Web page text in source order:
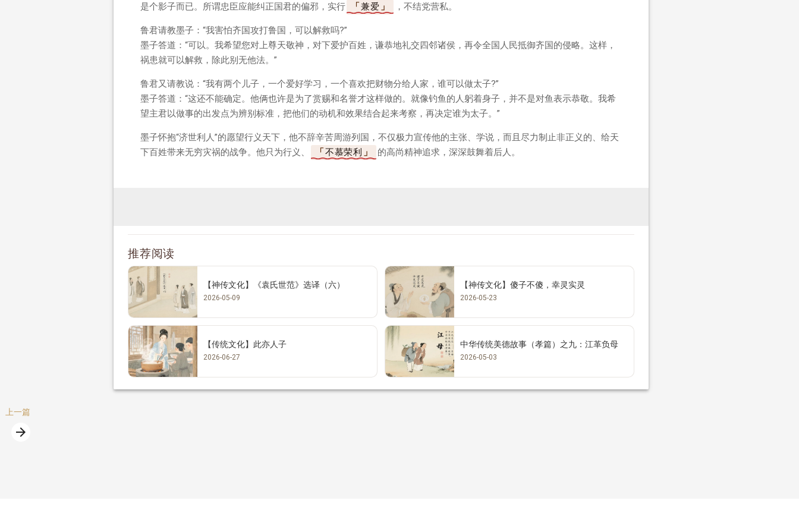
是个影子而已。所谓忠臣应能纠正国君的偏邪，实行
兼爱 ，不结党营私。
鲁君请教墨子：“我害怕齐国攻打鲁国，可以解救吗?”
墨子答道：“可以。我希望您对上尊天敬神，对下爱护百姓，谦恭地礼交四邻诸侯，再令全国人民抵御齐国的侵略。这样，
祸患就可以解救，除此别无他法。”
鲁君又请教说：“我有两个儿子，一个爱好学习，一个喜欢把财物分给人家，谁可以做太子?”
墨子答道：“这还不能确定。他俩也许是为了赏赐和名誉才这样做的。就像钓鱼的人躬着身子，并不是对鱼表示恭敬。我希
望主君以做事的出发点为辨别标准，把他们的动机和效果结合起来考察，再决定谁为太子。”
墨子怀抱“济世利人”的愿望行义天下，他不辞辛苦周游列国，不仅极力宣传他的主张、学说，而且尽力制止非正义的、给天
下百姓带来无穷灾祸的战争。他只为行义、
不慕荣利 的高尚精神追求，深深鼓舞着后人。
推荐阅读
【神传文化】《袁氏世范》选译（六）
2026-05-09
【神传文化】傻子不傻，幸灵实灵
2026-05-23
【传统文化】此亦人子
2026-06-27
中华传统美德故事（孝篇）之九：江革负母
2026-05-03
一篇
arrow_forward